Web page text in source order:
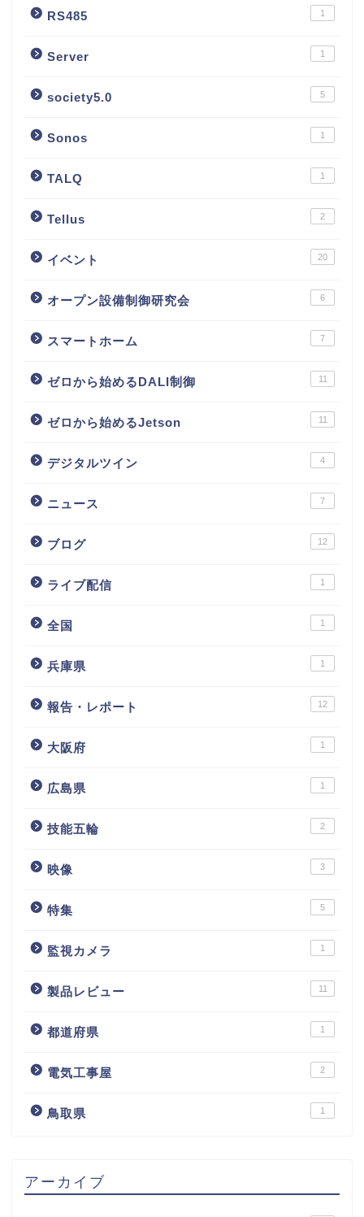
RS485 1
Server 1
society5.0 5
Sonos 1
TALQ 1
Tellus 2
イベント 20
オープン設備制御研究会 6
スマートホーム 7
ゼロから始めるDALI制御 11
ゼロから始めるJetson 11
デジタルツイン 4
ニュース 7
ブログ 12
ライブ配信 1
全国 1
兵庫県 1
報告・レポート 12
大阪府 1
広島県 1
技能五輪 2
映像 3
特集 5
監視カメラ 1
製品レビュー 11
都道府県 1
電気工事屋 2
鳥取県 1
アーカイブ